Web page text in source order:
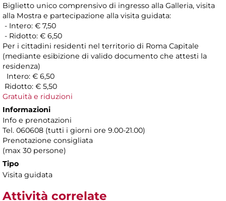
Biglietto unico comprensivo di ingresso alla Galleria, visita
alla Mostra e partecipazione alla visita guidata:
- Intero: € 7,50
- Ridotto: € 6,50
Per i cittadini residenti nel territorio di Roma Capitale
(mediante esibizione di valido documento che attesti la
residenza)
Intero: € 6,50
Ridotto: € 5,50
Gratuità e riduzioni
Informazioni
Info e prenotazioni
Tel. 060608 (tutti i giorni ore 9.00-21.00)
Prenotazione consigliata
(max 30 persone)
Tipo
Visita guidata
Attività correlate